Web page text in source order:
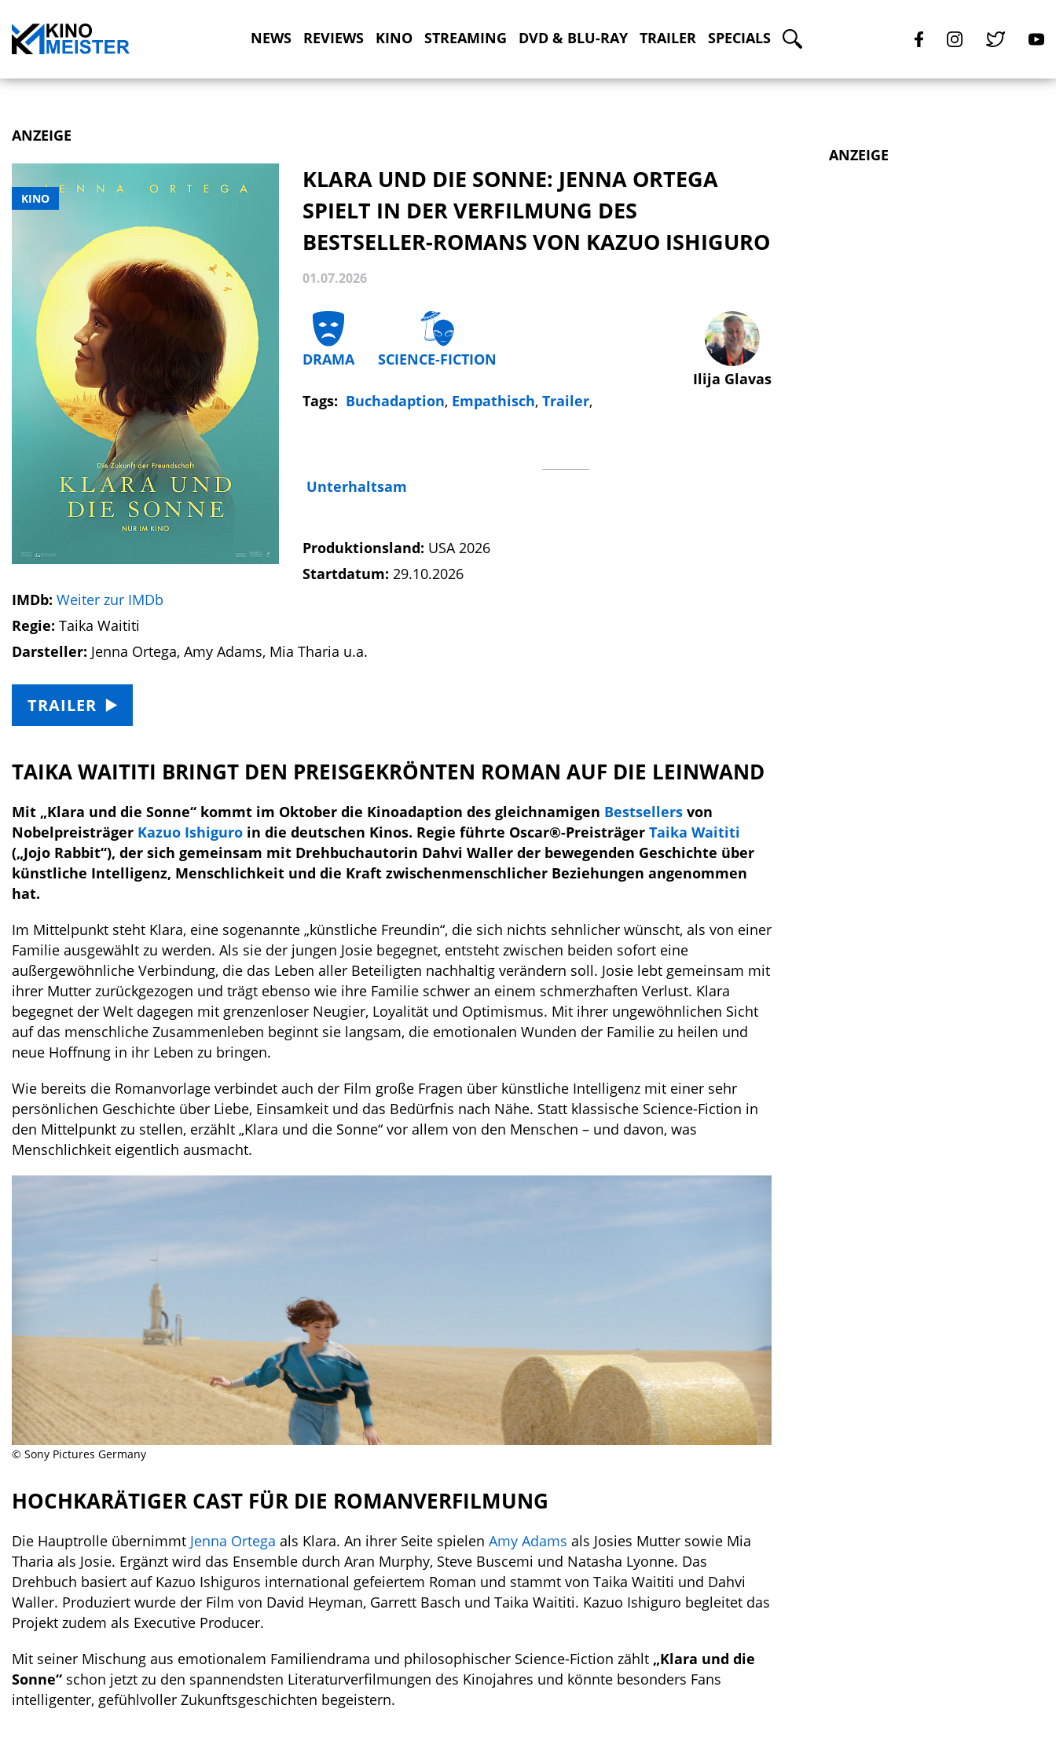
NEWS REVIEWS KINO STREAMING DVD & BLU-RAY TRAILER SPECIALS
ANZEIGE
KINO
KLARA UND DIE SONNE: JENNA ORTEGA
SPIELT IN DER VERFILMUNG DES
BESTSELLER-ROMANS VON KAZUO ISHIGURO
01.07.2026
DRAMA SCIENCE-FICTION
Tags: Buchadaption, Empathisch, Trailer,
Unterhaltsam
Ilija Glavas
Produktionsland: USA 2026
Startdatum: 29.10.2026
IMDb: Weiter zur IMDb
Regie: Taika Waititi
Darsteller: Jenna Ortega, Amy Adams, Mia Tharia u.a.
TRAILER
TAIKA WAITITI BRINGT DEN PREISGEKRÖNTEN ROMAN AUF DIE LEINWAND
Mit „Klara und die Sonne“ kommt im Oktober die Kinoadaption des gleichnamigen Bestsellers von
Nobelpreisträger Kazuo Ishiguro in die deutschen Kinos. Regie führte Oscar®-Preisträger Taika Waititi
(„Jojo Rabbit“), der sich gemeinsam mit Drehbuchautorin Dahvi Waller der bewegenden Geschichte über
künstliche Intelligenz, Menschlichkeit und die Kraft zwischenmenschlicher Beziehungen angenommen
hat.
Im Mittelpunkt steht Klara, eine sogenannte „künstliche Freundin“, die sich nichts sehnlicher wünscht, als von einer
Familie ausgewählt zu werden. Als sie der jungen Josie begegnet, entsteht zwischen beiden sofort eine
außergewöhnliche Verbindung, die das Leben aller Beteiligten nachhaltig verändern soll. Josie lebt gemeinsam mit
ihrer Mutter zurückgezogen und trägt ebenso wie ihre Familie schwer an einem schmerzhaften Verlust. Klara
begegnet der Welt dagegen mit grenzenloser Neugier, Loyalität und Optimismus. Mit ihrer ungewöhnlichen Sicht
auf das menschliche Zusammenleben beginnt sie langsam, die emotionalen Wunden der Familie zu heilen und
neue Hoffnung in ihr Leben zu bringen.
Wie bereits die Romanvorlage verbindet auch der Film große Fragen über künstliche Intelligenz mit einer sehr
persönlichen Geschichte über Liebe, Einsamkeit und das Bedürfnis nach Nähe. Statt klassische Science-Fiction in
den Mittelpunkt zu stellen, erzählt „Klara und die Sonne“ vor allem von den Menschen – und davon, was
Menschlichkeit eigentlich ausmacht.
© Sony Pictures Germany
HOCHKARÄTIGER CAST FÜR DIE ROMANVERFILMUNG
Die Hauptrolle übernimmt Jenna Ortega als Klara. An ihrer Seite spielen Amy Adams als Josies Mutter sowie Mia
Tharia als Josie. Ergänzt wird das Ensemble durch Aran Murphy, Steve Buscemi und Natasha Lyonne. Das
Drehbuch basiert auf Kazuo Ishiguros international gefeiertem Roman und stammt von Taika Waititi und Dahvi
Waller. Produziert wurde der Film von David Heyman, Garrett Basch und Taika Waititi. Kazuo Ishiguro begleitet das
Projekt zudem als Executive Producer.
Mit seiner Mischung aus emotionalem Familiendrama und philosophischer Science-Fiction zählt „Klara und die
Sonne“ schon jetzt zu den spannendsten Literaturverfilmungen des Kinojahres und könnte besonders Fans
intelligenter, gefühlvoller Zukunftsgeschichten begeistern.
ANZEIGE